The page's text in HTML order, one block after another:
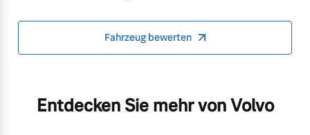
Fahrzeug bewerten
Entdecken Sie mehr von Volvo